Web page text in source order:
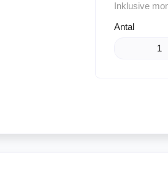
Inklusive
Antal